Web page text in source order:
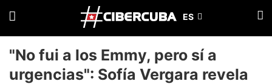
"No fui a los Emmy, pero sí a
urgencias": Sofía Vergara revela